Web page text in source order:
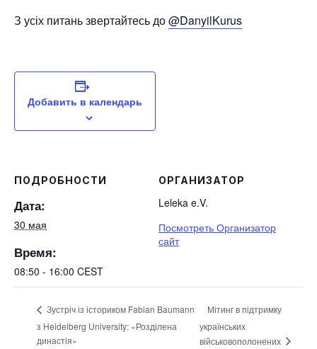
З усіх питань звертайтесь до@DanyilKurus
Добавить в календарь
ПОДРОБНОСТИ
Дата:
30 мая
Время:
08:50 - 16:00 CEST
ОРГАНИЗАТОР
Leleka e.V.
Посмотреть Организатор
сайт
Зустріч із істориком Fabian Baumann
з Heidelberg University: «Розділена
династія»
Мітинг в підтримку
українських
військовополонених